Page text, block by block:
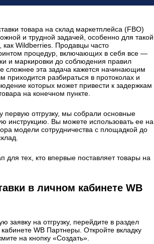
товара на склад маркетплейса (FBO)
и трудной задачей, особенно для такой
Wildberries. Продавцы часто
процедур, включающих в себя все —
и маркировки до соблюдения правил
сложнее эта задача кажется начинающим
приходится разбираться в протоколах и
которых может привести к задержкам
на конечном пункте.
первую отгрузку, мы собрали основные
инструкцию. Вы можете использовать ее на
модели сотрудничества с площадкой до
для тех, кто впервые поставляет товары на
в личном кабинете WB
заявку на отгрузку, перейдите в раздел
WB Партнеры. Откройте вкладку
на кнопку «Создать».